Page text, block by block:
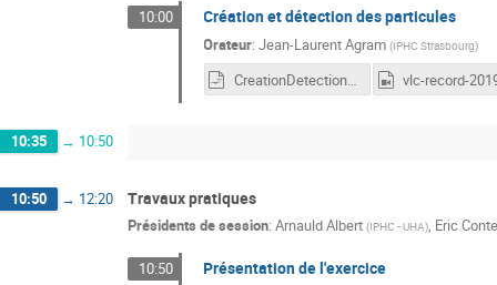
10:00 Création et détection des particules
Orateur:Jean-Laurent Agram (IPHC Strasbourg)
CreationDetection2023.odp
10:35 → 10:50
10:50 → 12:20 Travaux pratiques
Présidents de session: Arnauld Albert (IPHC - UHA), Eric Conte
10:50 Présentation de l'exercice